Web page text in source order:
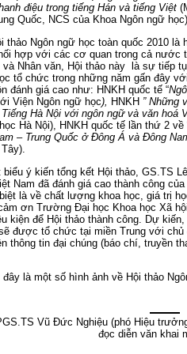
điệu trong tiếng Hán và tiếng Việt
Quốc, NCS của Khoa Ngôn ngữ
ngữ học toàn quốc 2010 là hội
hợp với các cơ quan trong cả
và Nhân văn, Hội thảo này là sự tiếp
tổ chức trong những năm gấn đây
đánh giá cao như: HNKH quốc tế “
Viện Ngôn ngữ học), HNKH ” Những
Hà Nội với ngôn ngữ và văn hoá
Hà Nội), HNKH quốc tế lần thứ 2 về
– Trung Quốc ở Đông Á và Đông
kiến tổng kết Hội thảo, GS.TS Lê
Nam đã đánh giá cao thành công
là về chất lượng khoa học, giá trị
ơn Trường Đại học Khoa học Xã
kiện để Hội thảo thành công. Dự
được tổ chức tại miền Trung với
thông tin đại chúng (báo chí, truyền
một số hình ảnh về Hội thảo
Vũ Đức Nghiệu (phó Hiệu
đọc diễn văn khai